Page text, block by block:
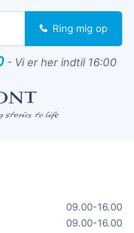
Ring mig op
- Vi er her indtil 16:00
09.00-16.00
09.00-16.00